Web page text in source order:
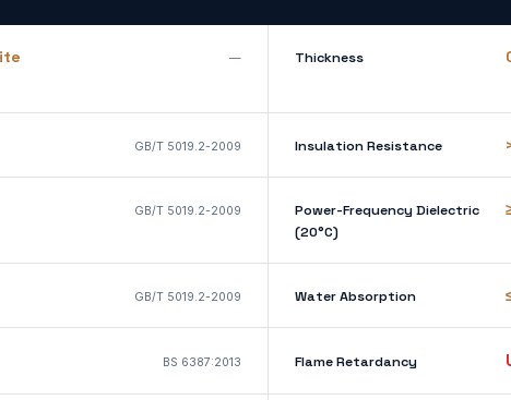
— Thickness
GB/T 5019.2-2009 Insulation Resistance
GB/T 5019.2-2009
Power-Frequency Dielectric
(20°C)
GB/T 5019.2-2009 Water Absorption
BS 6387:2013 Flame Retardancy